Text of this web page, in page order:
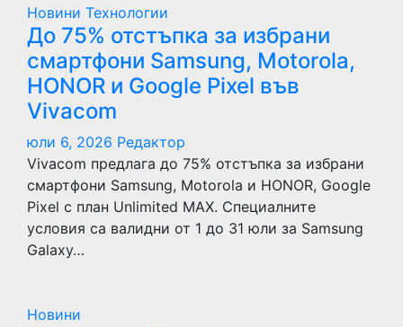
Новини Технологии
До 75% отстъпка за избрани
смартфони Samsung, Motorola,
HONOR и Google Pixel във
Vivacom
юли 6, 2026 Редактор
Vivacom предлага до 75% отстъпка за избрани
смартфони Samsung, Motorola и HONOR, Google
Pixel с план Unlimited MAX. Специалните
условия са валидни от 1 до 31 юли за Samsung
Galaxy…
Новини